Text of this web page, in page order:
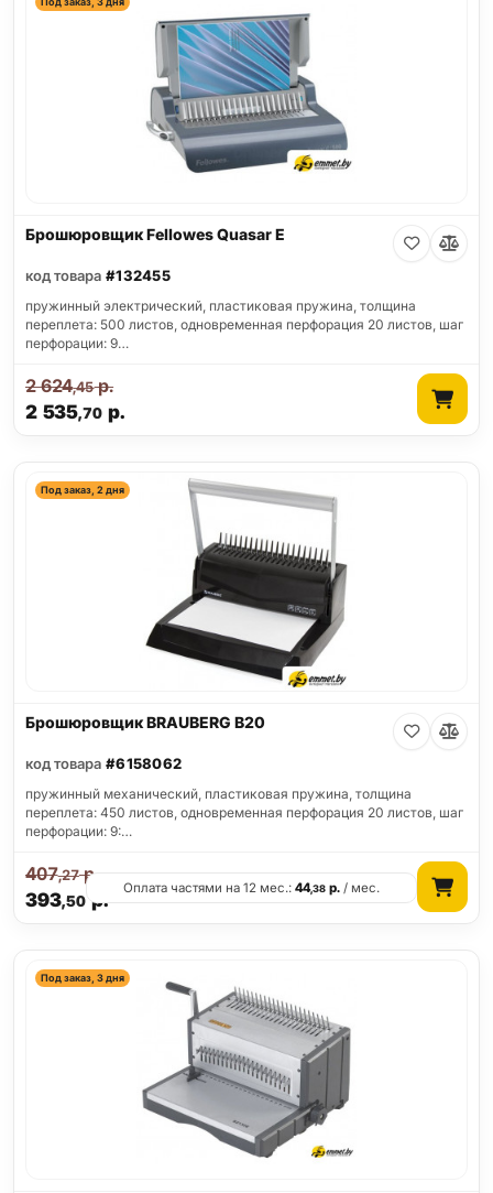
Брошюровщик Fellowes Quasar E
код товара #132455
пружинный электрический, пластиковая пружина, толщина
переплета: 500 листов, одновременная перфорация 20 листов, шаг
перфорации: 9…
2 535,70 р.
2 624,45р.
Под заказ, 2 дня
Брошюровщик BRAUBERG B20
код товара #6158062
пружинный механический, пластиковая пружина, толщина
переплета: 450 листов, одновременная перфорация 20 листов, шаг
перфорации: 9:…
393,50р.
407,27р.
Оплата частями на 12 мес.:44,38 р. / мес.
Под заказ, 3 дня